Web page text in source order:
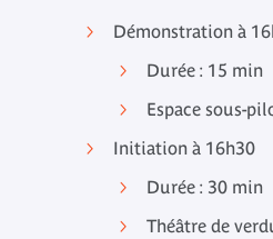
Démonstration à
Durée : 15 min
Espace sous-
Initiation à 16h30
Durée : 30 min
Théâtre de